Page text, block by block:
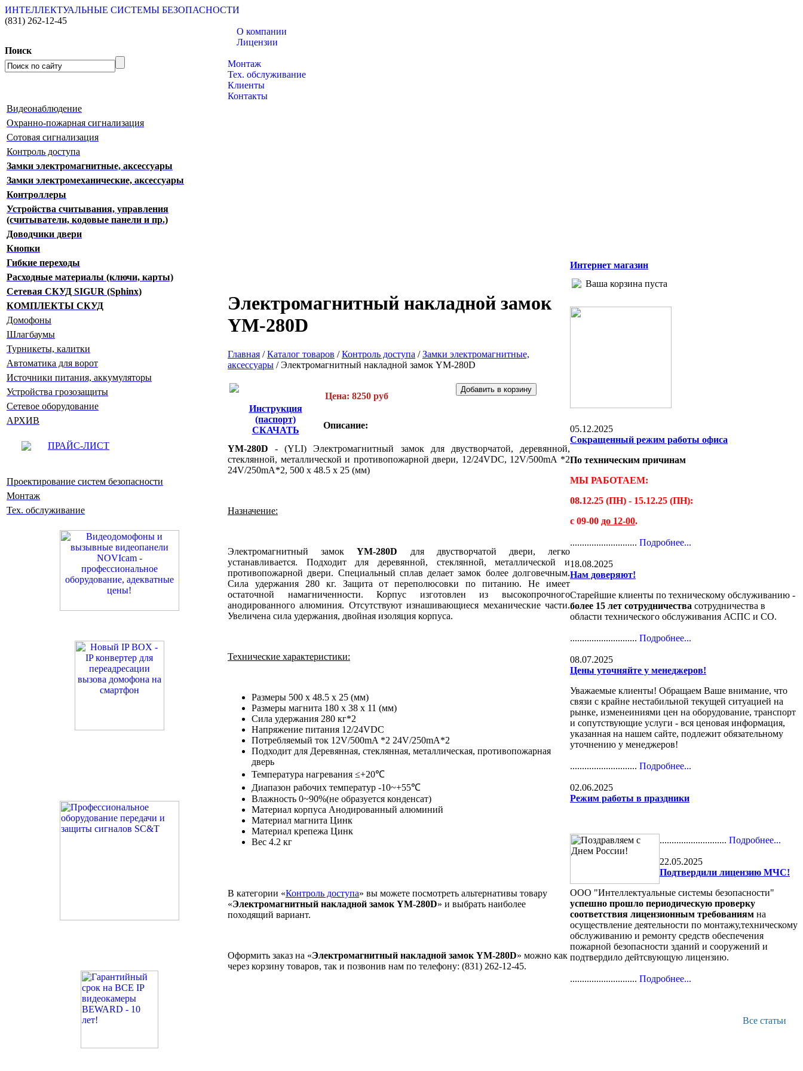
ИНТЕЛЛЕКТУАЛЬНЫЕ СИСТЕМЫ БЕЗОПАСНОСТИ
(831) 262-12-45
Поиск
О компании
Лицензии
Монтаж
Тех. обслуживание
Клиенты
Контакты
Видеонаблюдение
Охранно-пожарная сигнализация
Сотовая сигнализация
Контроль доступа
Замки электромагнитные, аксессуары
Замки электромеханические, аксессуары
Контроллеры
Устройства считывания, управления
(считыватели, кодовые панели и пр.)
Доводчики двери
Кнопки
Гибкие переходы
Расходные материалы (ключи, карты)
Сетевая СКУД SIGUR (Sphinx)
КОМПЛЕКТЫ СКУД
Домофоны
Шлагбаумы
Турникеты, калитки
Автоматика для ворот
Источники питания, аккумуляторы
Устройства грозозащиты
Сетевое оборудование
АРХИВ
ПРАЙС-ЛИСТ
Проектирование систем безопасности
Монтаж
Тех. обслуживание
Электромагнитный накладной замок
YM-280D
Главная /Каталог товаров /Контроль доступа /Замки электромагнитные,
аксессуары /Электромагнитный накладной замок YM-280D
Инструкция
(паспорт)
СКАЧАТЬ
Цена: 8250 руб
Описание:
YM-280D - (YLI) Электромагнитный замок для двустворчатой, деревянной,
стеклянной, металлической и противопожарной двери, 12/24VDC, 12V/500mA *2
24V/250mA*2, 500 x 48.5 x 25 (мм)
Назначение:
Электромагнитный замокYM-280D для двустворчатой двери, легко
устанавливается. Подходит для деревянной, стеклянной, металлической и
противопожарной двери. Специальный сплав делает замок более долговечным.
Cила удержания 280 кг. Защита от переполюсовки по питанию. Не имеет
остаточной намагниченности. Корпус изготовлен из высокопрочного
анодированного алюминия. Отсутствуют изнашивающиеся механические части.
Увеличена сила удержания, двойная изоляция корпуса.
Технические характеристики:
Размеры 500 x 48.5 x 25 (мм)
Размеры магнита 180 x 38 x 11 (мм)
Сила удержания 280 кг*2
Напряжение питания 12/24VDC
Потребляемый ток 12V/500mA *2 24V/250mA*2
Подходит для Деревянная, стеклянная, металлическая, противопожарная
дверь
Температура нагревания ≤+20℃
Диапазон рабочих температур -10~+55℃
Влажность 0~90%(не образуется конденсат)
Материал корпуса Анодированный алюминий
Материал магнита Цинк
Материал крепежа Цинк
Вес 4.2 кг
В категории «Контроль доступа» вы можете посмотреть альтернативы товару
«Электромагнитный накладной замок YM-280D» и выбрать наиболее
походящий вариант.
Оформить заказ на «Электромагнитный накладной замок YM-280D» можно как
через корзину товаров, так и позвонив нам по телефону: (831) 262-12-45.
Интернет магазин
Ваша корзина пуста
05.12.2025
Сокращенный режим работы офиса
По техническим причинам
МЫ РАБОТАЕМ:
08.12.25 (ПН) - 15.12.25 (ПН):
с 09-00 до 12-00.
............................ Подробнее...
18.08.2025
Нам доверяют!
Старейшие клиенты по техническому обслуживанию -
более 15 лет сотрудничества сотрудничества в
области технического обслуживания АСПС и СО.
............................ Подробнее...
08.07.2025
Цены уточняйте у менеджеров!
Уважаемые клиенты! Обращаем Ваше внимание, что
связи с крайне нестабильной текущей ситуацией на
рынке, изменеиниями цен на оборудование, транспорт
и сопутствующие услуги - вся ценовая информация,
указанная на нашем сайте, подлежит обязательному
уточнению у менеджеров!
............................ Подробнее...
02.06.2025
Режим работы в праздники
............................ Подробнее...
22.05.2025
Подтвердили лицензию МЧС!
ООО "Интеллектуальные системы безопасности"
успешно прошло периодическую проверку
соответствия лицензионным требованиям на
осуществление деятельности по монтажу,техническому
обслуживанию и ремонту средств обеспечения
пожарной безопасности зданий и сооружений и
подтвердило дейтсвующую лицензию.
............................ Подробнее...
Все статьи